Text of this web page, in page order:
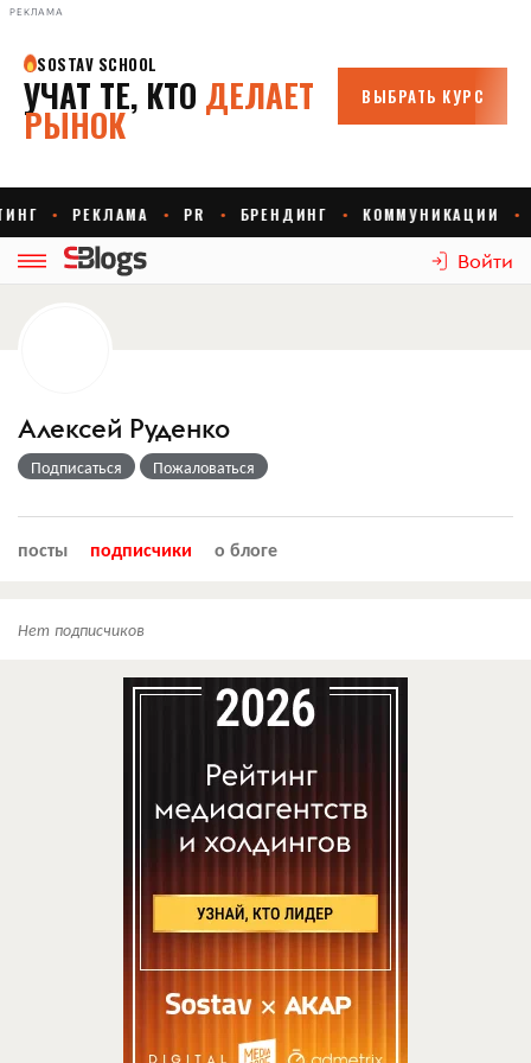
РЕКЛАМА
Войти
Алексей Руденко
Подписаться Пожаловаться
посты подписчики о блоге
Нет подписчиков